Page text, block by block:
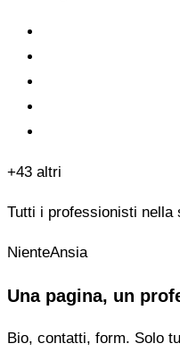
+43 altri
Tutti i professionisti nella
NienteAnsia
Una pagina, un
Bio, contatti, form. Solo